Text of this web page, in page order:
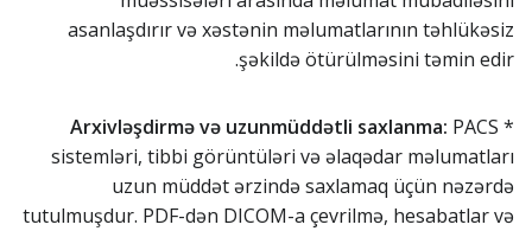
asanlaşdırır və xəstənin məlumatlarının təhlükəsiz
şəkildə ötürülməsini təmin edir.
*
Arxivləşdirmə və uzunmüddətli saxlanma: PACS
sistemləri, tibbi görüntüləri və əlaqədar məlumatları
uzun müddət ərzində saxlamaq üçün nəzərdə
tutulmuşdur. PDF-dən DICOM-a çevrilmə, hesabatlar və